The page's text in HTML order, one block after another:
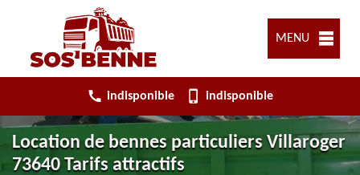
MENU
indisponible indisponible
Location de bennes particuliers Villaroger
73640 Tarifs attractifs